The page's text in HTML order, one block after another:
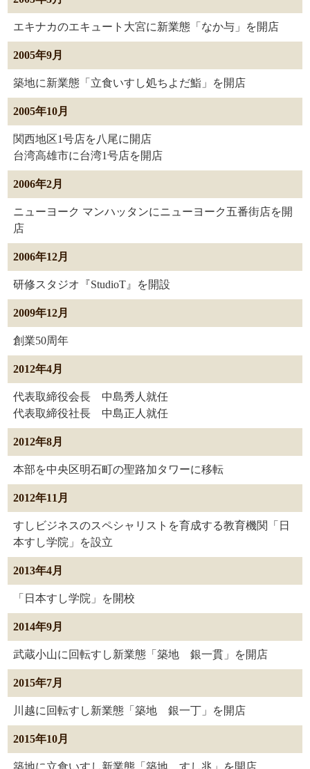
エキナカのエキュート大宮に新業態「なか与」を開店
2005年9月
築地に新業態「立食いすし処ちよだ鮨」を開店
2005年10月
関西地区1号店を八尾に開店
台湾高雄市に台湾1号店を開店
2006年2月
ニューヨーク マンハッタンにニューヨーク五番街店を開
店
2006年12月
研修スタジオ『StudioT』を開設
2009年12月
創業50周年
2012年4月
代表取締役会長 中島秀人就任
代表取締役社長 中島正人就任
2012年8月
本部を中央区明石町の聖路加タワーに移転
2012年11月
すしビジネスのスペシャリストを育成する教育機関「日
本すし学院」を設立
2013年4月
「日本すし学院」を開校
2014年9月
武蔵小山に回転すし新業態「築地 銀一貫」を開店
2015年7月
川越に回転すし新業態「築地 銀一丁」を開店
2015年10月